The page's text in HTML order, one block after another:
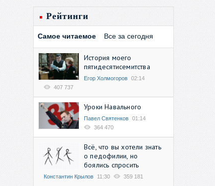
Рейтинги
Самое читаемое Все за сегодня
История моего
пятидесятисемитства
Егор Холмогоров 02:14
407 737
Уроки Навального
Павел Святенков 01:14
364 470
Всё, что вы хотели знать
о педофилии, но
боялись спросить
Константин Крылов 11:30 359 181